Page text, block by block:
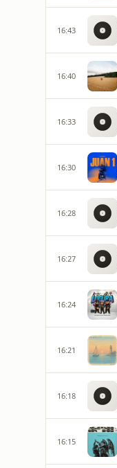
16:43
16:40
16:33
16:30
16:28
16:27
16:24
16:21
16:18
16:15